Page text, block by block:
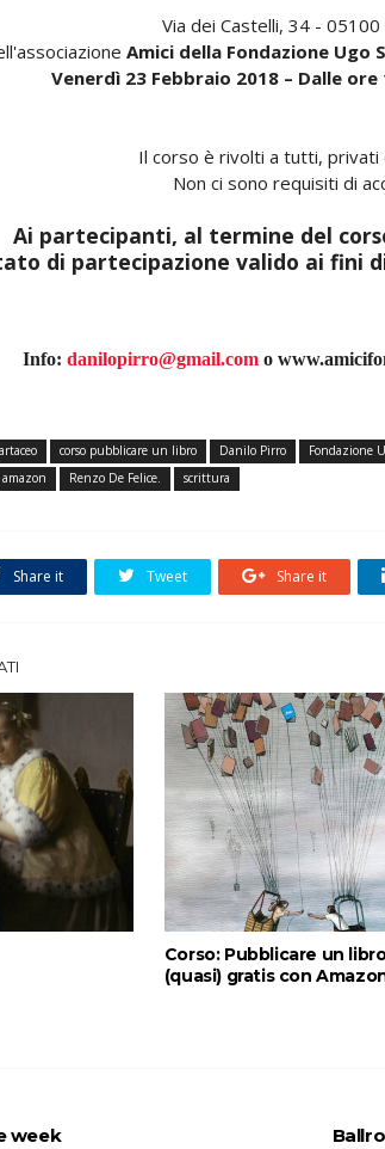
Via dei Castelli, 34 -
Amici della Fondazione Ugo
Venerdì 23 Febbraio 2018 – Dalle ore
Il corso è rivolti a tutti, privati
Non ci sono requisiti di
Ai partecipanti, al termine del
di partecipazione valido ai fini
Info: danilopirro@gmail.com o
corso pubblicare un libro Danilo Pirro Fondazione
Renzo De Felice. scrittura
Share it Tweet Share it
Corso: Pubblicare un
(quasi) gratis con
week